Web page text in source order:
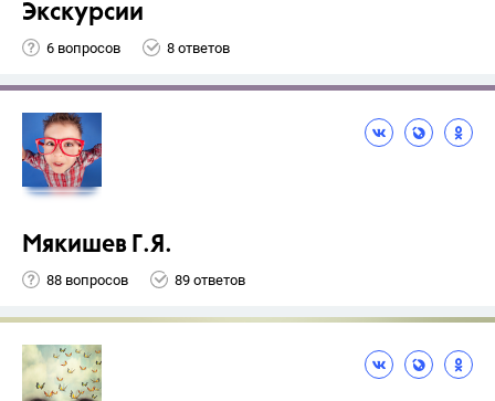
Экскурсии
6 вопросов 8 ответов
Мякишев Г.Я.
88 вопросов 89 ответов